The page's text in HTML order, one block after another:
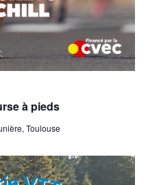
à pieds
Toulouse